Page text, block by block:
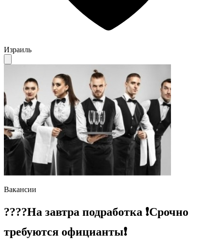
Израиль
Вакансии
????На завтра подработка ❗️Срочно
требуются официанты❗️